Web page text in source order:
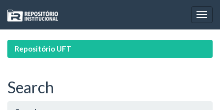
navigation
Repositório UFT
Search